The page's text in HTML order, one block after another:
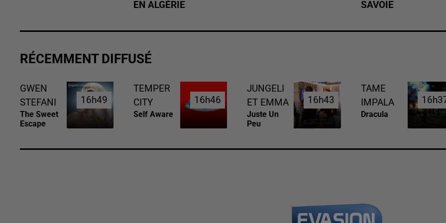
EN ALGÉRIE SAVOIE
RÉCEMMENT DIFFUSÉ
GWEN
STEFANI
The Sweet
Escape
16h49
16h49
TEMPER
CITY
Self Aware
16h46
16h46
JUNGELI
ET EMMA
Juste Un
Peu
16h43
16h43
TAME
IMPALA
Dracula